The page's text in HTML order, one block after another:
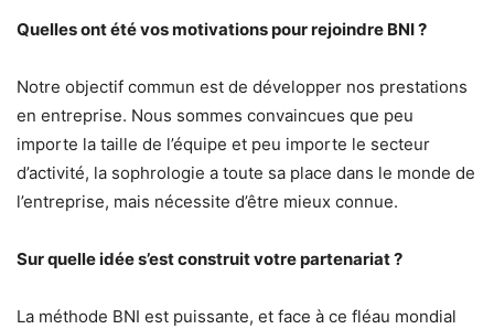
Quelles ont été vos motivations pour rejoindre BNI ?
Notre objectif commun est de développer nos prestations
en entreprise. Nous sommes convaincues que peu
importe la taille de l’équipe et peu importe le secteur
d’activité, la sophrologie a toute sa place dans le monde de
l’entreprise, mais nécessite d’être mieux connue.
Sur quelle idée s’est construit votre partenariat ?
La méthode BNI est puissante, et face à ce fléau mondial